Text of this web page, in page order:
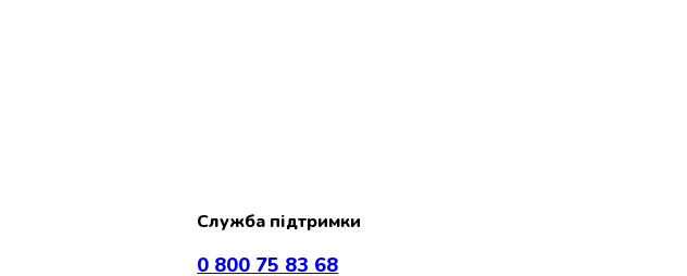
Служба підтримки
0 800 75 83 68